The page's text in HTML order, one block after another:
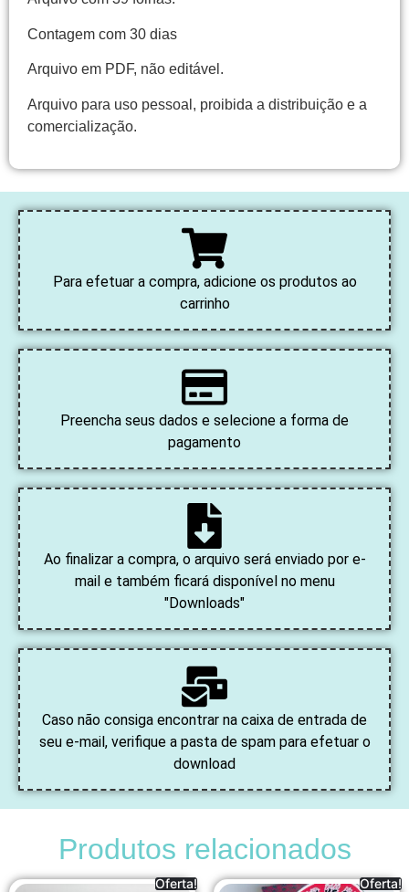
Contagem com 30 dias
Arquivo em PDF, não editável.
Arquivo para uso pessoal, proibida a distribuição e a
comercialização.
Para efetuar a compra, adicione os produtos ao
carrinho
Preencha seus dados e selecione a forma de
pagamento
Ao finalizar a compra, o arquivo será enviado por e-
mail e também ficará disponível no menu
"Downloads"
Caso não consiga encontrar na caixa de entrada de
seu e-mail, verifique a pasta de spam para efetuar o
download
Produtos relacionados
Oferta! Oferta!